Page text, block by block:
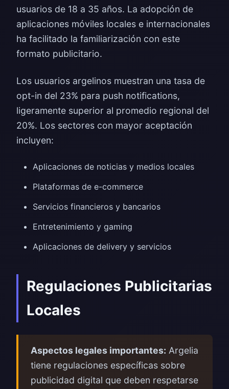
usuarios de 18 a 35 años. La adopción de
aplicaciones móviles locales e internacionales
ha facilitado la familiarización con este
formato publicitario.
Los usuarios argelinos muestran una tasa de
opt-in del 23% para push notifications,
ligeramente superior al promedio regional del
20%. Los sectores con mayor aceptación
incluyen:
Aplicaciones de noticias y medios locales
Plataformas de e-commerce
Servicios financieros y bancarios
Entretenimiento y gaming
Aplicaciones de delivery y servicios
Regulaciones Publicitarias
Locales
Aspectos legales importantes: Argelia
tiene regulaciones específicas sobre
publicidad digital que deben respetarse